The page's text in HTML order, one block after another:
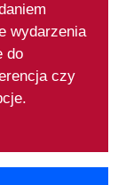
wydarzenia
do
czy